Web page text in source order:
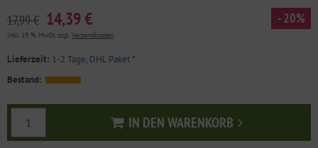
17,99 € 14,39 € - 20%
inkl. 19 % MwSt. zzgl. Versandkosten
Lieferzeit: 1-2 Tage, DHL Paket*
Bestand:
IN DEN WARENKORB
In den Warenkorb